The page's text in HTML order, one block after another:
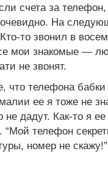
счета за
На
то звонил в
мои знакомые —
не звонят.
что телефона
ее я тоже не
дадут. Как-то я
“Мой телефон
номер не